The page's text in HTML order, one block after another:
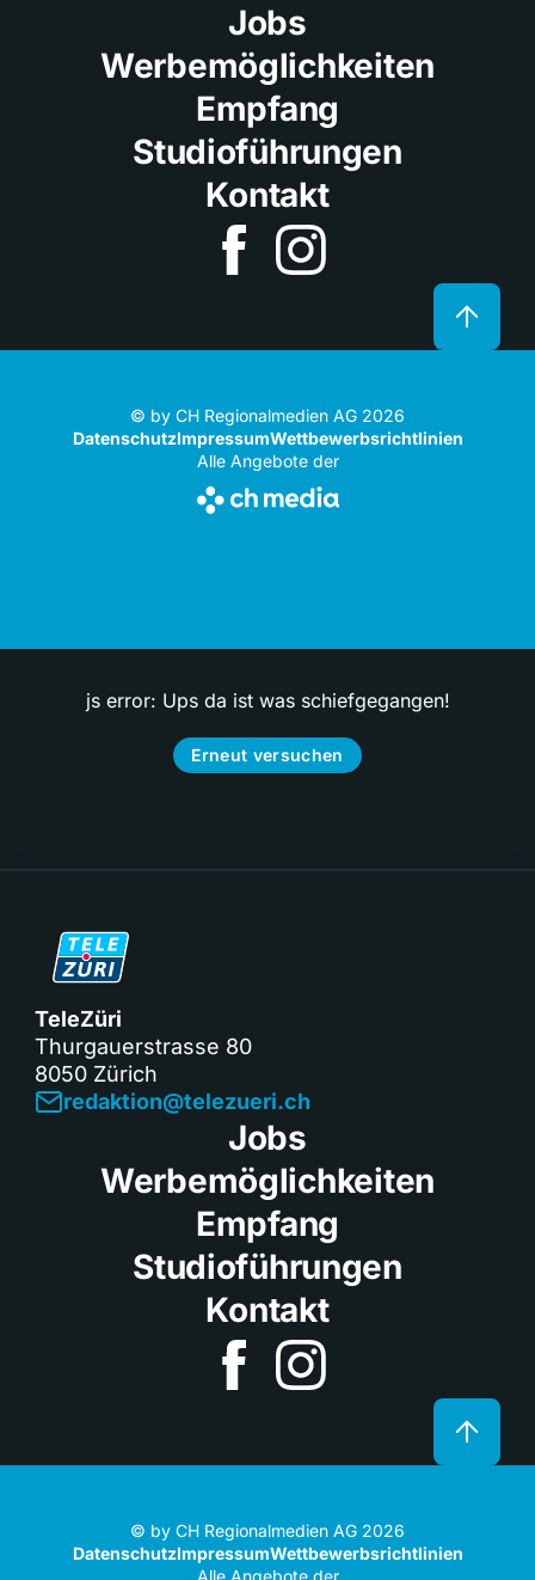
Jobs
Werbemöglichkeiten
Empfang
Studioführungen
Kontakt
© by CH Regionalmedien AG 2026
DatenschutzImpressumWettbewerbsrichtlinien
Alle Angebote der
js error: Ups da ist was schiefgegangen!
Erneut versuchen
TeleZüri
Thurgauerstrasse 80
8050 Zürich
redaktion@telezueri.ch
Jobs
Werbemöglichkeiten
Empfang
Studioführungen
Kontakt
© by CH Regionalmedien AG 2026
DatenschutzImpressumWettbewerbsrichtlinien
Alle Angebote der